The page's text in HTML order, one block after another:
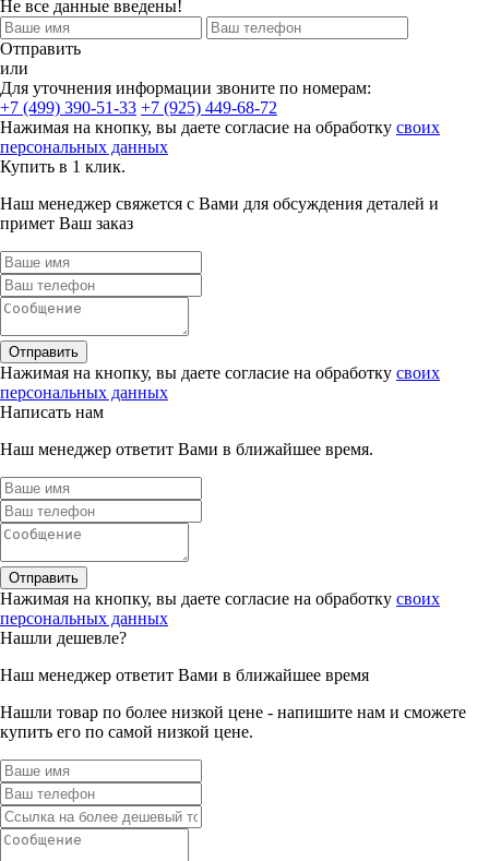
Не все данные введены!
Отправить
или
Для уточнения информации звоните по номерам:
+7 (499) 390-51-33 +7 (925) 449-68-72
Нажимая на кнопку, вы даете согласие на обработку своих
персональных данных
Купить в 1 клик.
Наш менеджер свяжется с Вами для обсуждения деталей и
примет Ваш заказ
Отправить
Нажимая на кнопку, вы даете согласие на обработку своих
персональных данных
Написать нам
Наш менеджер ответит Вами в ближайшее время.
Отправить
Нажимая на кнопку, вы даете согласие на обработку своих
персональных данных
Нашли дешевле?
Наш менеджер ответит Вами в ближайшее время
Нашли товар по более низкой цене - напишите нам и сможете
купить его по самой низкой цене.